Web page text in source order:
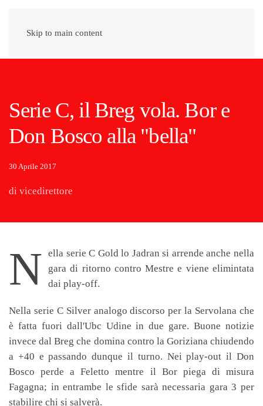
Skip to main content
Serie C, il Breg vola. Bor e
Don Bosco alla "bella"
30 Aprile 2017
di vicedirettore
N ella serie C Gold lo Jadran si arrende anche nella
gara di ritorno contro Mestre e viene elimintata
dai play-off.
Nella serie C Silver analogo discorso per la Servolana che
è fatta fuori dall'Ubc Udine in due gare. Buone notizie
invece dal Breg che domina contro la Goriziana chiudendo
a +40 e passando dunque il turno. Nei play-out il Don
Bosco perde a Feletto mentre il Bor piega di misura
Fagagna; in entrambe le sfide sarà necessaria gara 3 per
stabilire chi si salverà.